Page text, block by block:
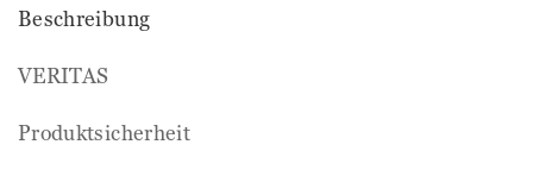
Beschreibung
VERITAS
Produktsicherheit